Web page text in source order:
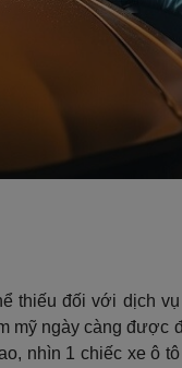
thiếu đối với dịch
mỹ ngày càng được
nhìn 1 chiếc xe ô